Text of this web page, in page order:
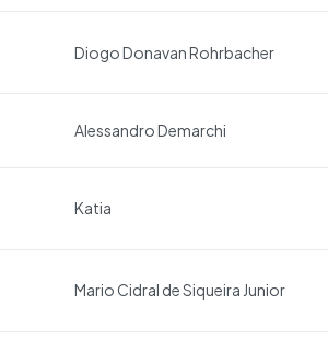
Diogo Donavan Rohrbacher
Alessandro Demarchi
Katia
Mario Cidral de Siqueira Junior